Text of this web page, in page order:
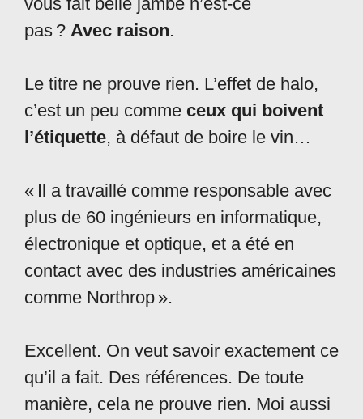
pas ? Avec raison.
Le titre ne prouve rien. L’effet de halo,
c’est un peu comme ceux qui boivent
l’étiquette, à défaut de boire le vin…
« Il a travaillé comme responsable avec
plus de 60 ingénieurs en informatique,
électronique et optique, et a été en
contact avec des industries américaines
comme Northrop ».
Excellent. On veut savoir exactement ce
qu’il a fait. Des références. De toute
manière, cela ne prouve rien. Moi aussi